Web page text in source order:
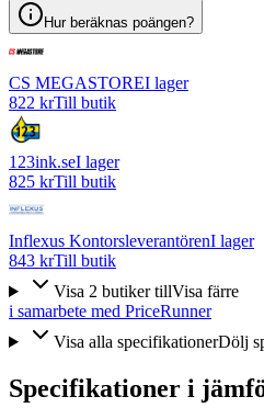
Hur beräknas poängen?
CS MEGASTOREI lager
822 krTill butik
123ink.seI lager
825 krTill butik
Inflexus KontorsleverantörenI lager
843 krTill butik
Visa 2 butiker tillVisa färre
i samarbete med PriceRunner
Visa alla specifikationerDölj
Specifikationer i